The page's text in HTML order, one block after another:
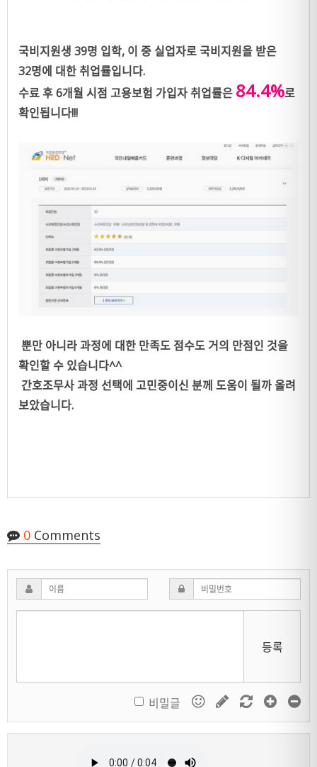
국비지원생 39명 입학, 이 중 실업자로 국비지원을 받은
32명에 대한 취업률입니다.
수료 후 6개월 시점 고용보험 가입자 취업률은 84.4%로
확인됩니다!!!
뿐만 아니라 과정에 대한 만족도 점수도 거의 만점인 것을
확인할 수 있습니다^^
간호조무사 과정 선택에 고민중이신 분께 도움이 될까 올려
보았습니다.
0 Comments
등록
비밀글